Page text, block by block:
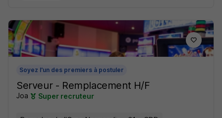
Soyez l'un des premiers à postuler
Serveur - Remplacement H/F
Joa Super recruteur